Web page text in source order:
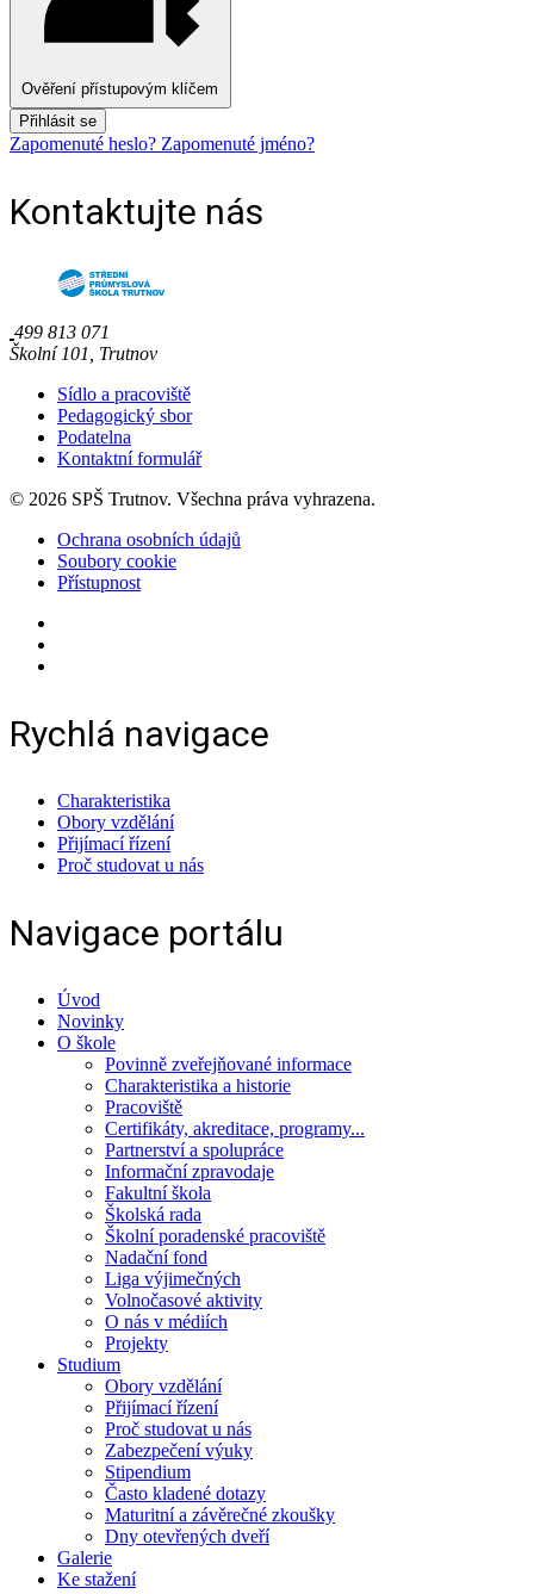
Ověření přístupovým klíčem
Přihlásit se
Zapomenuté heslo? Zapomenuté jméno?
Kontaktujte nás
499 813 071
Školní 101, Trutnov
Sídlo a pracoviště
Pedagogický sbor
Podatelna
Kontaktní formulář
© 2026 SPŠ Trutnov. Všechna práva vyhrazena.
Ochrana osobních údajů
Soubory cookie
Přístupnost
Rychlá navigace
Charakteristika
Obory vzdělání
Přijímací řízení
Proč studovat u nás
Navigace portálu
Úvod
Novinky
O škole
Povinně zveřejňované informace
Charakteristika a historie
Pracoviště
Certifikáty, akreditace, programy...
Partnerství a spolupráce
Informační zpravodaje
Fakultní škola
Školská rada
Školní poradenské pracoviště
Nadační fond
Liga výjimečných
Volnočasové aktivity
O nás v médiích
Projekty
Studium
Obory vzdělání
Přijímací řízení
Proč studovat u nás
Zabezpečení výuky
Stipendium
Často kladené dotazy
Maturitní a závěrečné zkoušky
Dny otevřených dveří
Galerie
Ke stažení